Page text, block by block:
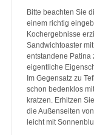
Bitte beachten Sie
einem richtig
Kochergebnisse
Sandwichtoaster
entstandene Patina
eigentliche
Im Gegensatz zu
schon bedenklos
kratzen. Erhitzen
die Außenseiten
leicht mit